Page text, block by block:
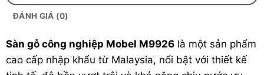
Bảo hành:
ĐÁNH GIÁ (0)
Sàn gỗ công nghiệp Mobel M9926 là một sản phẩm
cao cấp nhập khẩu từ Malaysia, nổi bật với thiết kế